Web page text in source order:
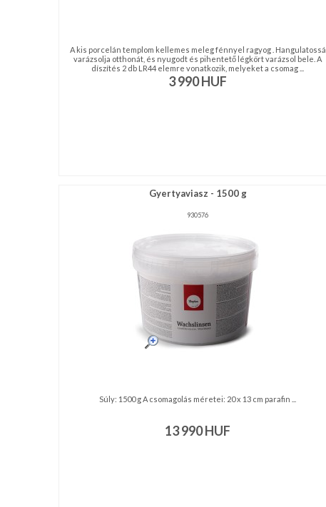
A kis porcelán templom kellemes meleg fénnyel ragyog . Hangulatossá
varázsolja otthonát, és nyugodt és pihentető légkört varázsol bele. A
díszítés 2 db LR44 elemre vonatkozik, melyeket a csomag ...
3 990HUF
Gyertyaviasz - 1500 g
930576
Súly: 1500 g A csomagolás méretei: 20 x 13 cm parafin ...
13 990HUF